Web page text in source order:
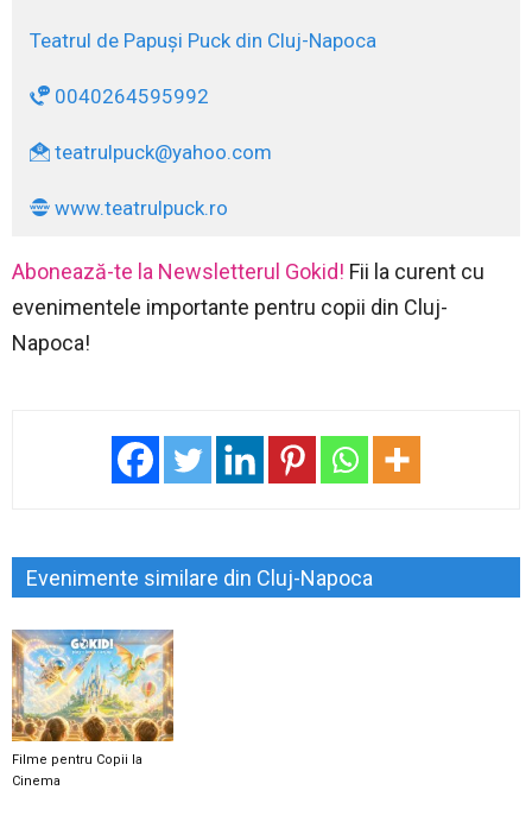
Teatrul de Papuşi Puck din Cluj-Napoca
0040264595992
teatrulpuck@yahoo.com
www.teatrulpuck.ro
Abonează-te la Newsletterul Gokid! Fii la curent cu
evenimentele importante pentru copii din Cluj-
Napoca!
Evenimente similare din Cluj-Napoca
Filme pentru Copii la
Cinema